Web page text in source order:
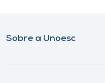
Sobre a Unoesc